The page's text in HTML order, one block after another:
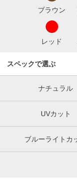
ブラウン
レッド
スペックで選ぶ
ナチュラル
UVカット
ブルーライトカ